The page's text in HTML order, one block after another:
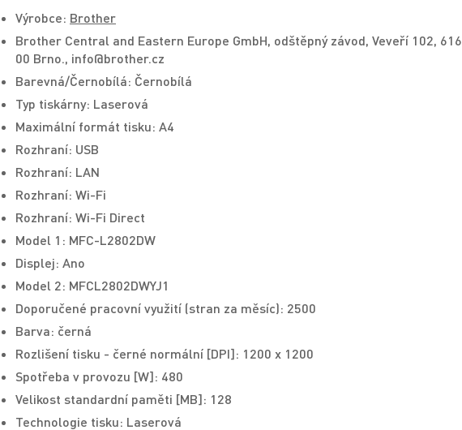
Výrobce: Brother
Brother Central and Eastern Europe GmbH, odštěpný závod, Veveří 102, 616
00 Brno., info@brother.cz
Barevná/Černobílá: Černobílá
Typ tiskárny: Laserová
Maximální formát tisku: A4
Rozhraní: USB
Rozhraní: LAN
Rozhraní: Wi-Fi
Rozhraní: Wi-Fi Direct
Model 1: MFC-L2802DW
Displej: Ano
Model 2: MFCL2802DWYJ1
Doporučené pracovní využití (stran za měsíc): 2500
Barva: černá
Rozlišení tisku - černé normální [DPI]: 1200 x 1200
Spotřeba v provozu [W]: 480
Velikost standardní paměti [MB]: 128
Technologie tisku: Laserová